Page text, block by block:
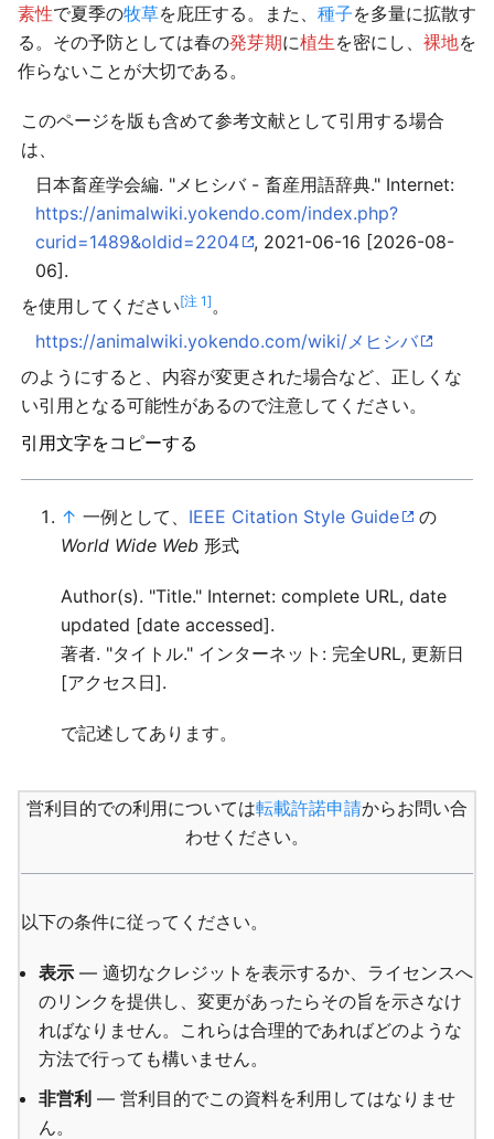
素性で夏季の牧草を庇圧する。また、 種子を多量に拡散す
る。その予防としては春の発芽期に植生を密にし、 裸地を
作らないことが大切である。
このページを版も含めて参考文献として引用する場合
は、
日本畜産学会編. "メヒシバ - 畜産用語辞典." Internet:
https://animalwiki.yokendo.com/index.php?
curid=1489&oldid=2204
, 2021-06-16 [2026-08-
06].
を使用してください[注 1]。
https://animalwiki.yokendo.com/wiki/メヒシバ
のようにすると、内容が変更された場合など、正しくな
い引用となる可能性があるので注意してください。
引用文字をコピーする
↑ 一例として、 IEEE Citation Style Guide
の
World Wide Web 形式
Author(s). "Title." Internet: complete URL, date
updated [date accessed].
著者. "タイトル." インターネット: 完全URL, 更新日
[アクセス日].
で記述してあります。
営利目的での利用については転載許諾申請からお問い合
わせください。
以下の条件に従ってください。
表示 — 適切なクレジットを表示するか、ライセンスへ
のリンクを提供し、変更があったらその旨を示さなけ
ればなりません。これらは合理的であればどのような
方法で行っても構いません。
非営利 — 営利目的でこの資料を利用してはなりませ
ん。